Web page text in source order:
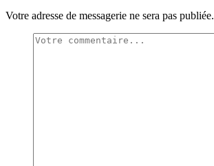
Votre adresse de messagerie ne sera pas publiée.